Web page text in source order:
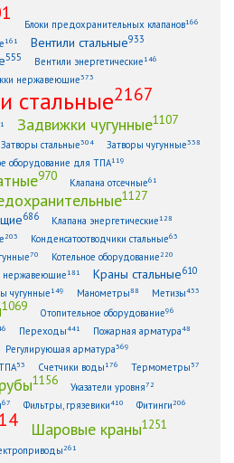
Блоки предохранительных клапанов166
161 Вентили стальные933
555 Вентили энергетические146
нержавеющие373
стальные2167
Задвижки чугунные1107
Затворы стальные304 Затворы чугунные338
оборудование для ТПА119
970 Клапана отсечные61
1127
686 Клапана энергетические128
203 Конденсатоотводчики стальные63
70 Котельное оборудование 220
нержавеющие181 Краны стальные610
чугунные149 Манометры88 Метизы433
1069 Отопительное оборудование96
Переходы441 Пожарная арматура48
Регулирующая арматура369
53 Счетчики воды176 Термометры 57
1156 Указатели уровня72
67 Фильтры, грязевики410 Фитинги 206
Шаровые краны1251
261